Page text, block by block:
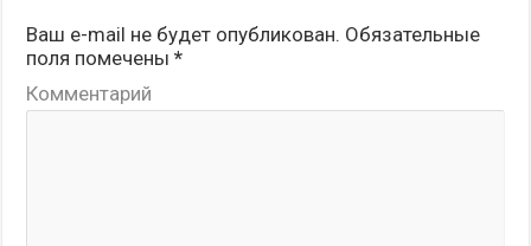
Ваш e-mail не будет опубликован. Обязательные
поля помечены*
Комментарий